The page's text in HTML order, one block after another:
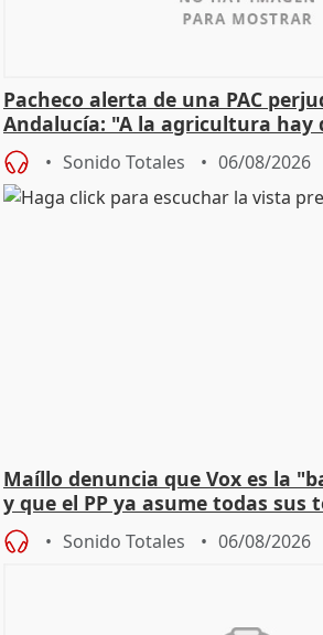
Pacheco alerta de una PAC
Andalucía: "A la agricultura hay
Sonido Totales 06/08/2026
Maíllo denuncia que Vox es la
y que el PP ya asume todas sus
Sonido Totales 06/08/2026